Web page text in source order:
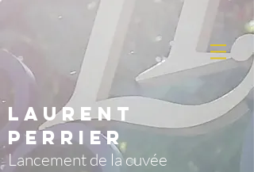
Laurent
Perrier
Lancement de la cuvée